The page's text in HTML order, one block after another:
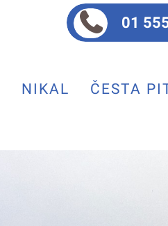
01
NIKAL ČESTA